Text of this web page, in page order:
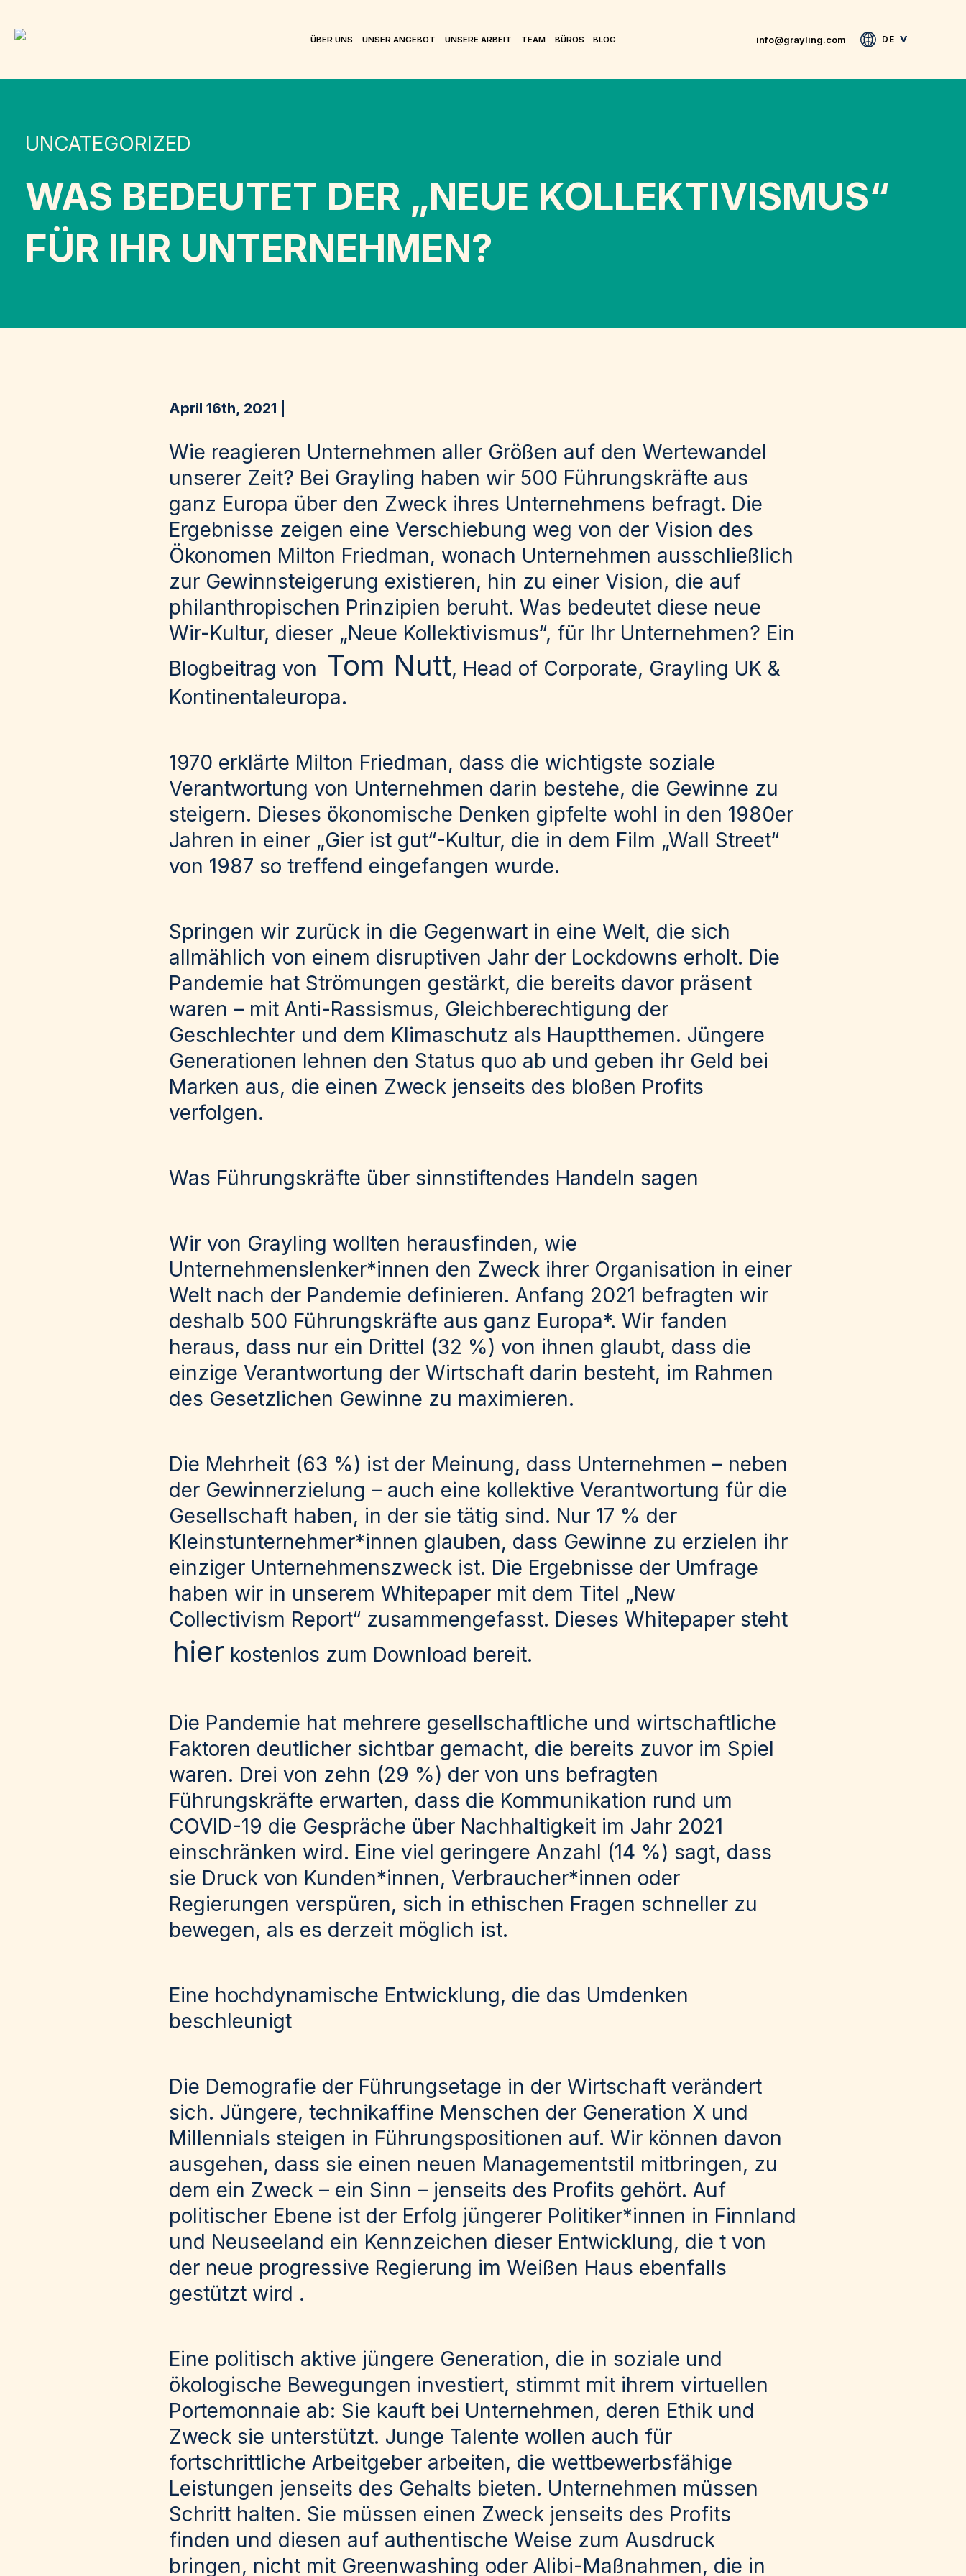
ÜBER UNS UNSER ANGEBOT UNSERE ARBEIT TEAM BÜROS BLOG info@grayling.com DE
UNCATEGORIZED
WAS BEDEUTET DER „NEUE KOLLEKTIVISMUS“
FÜR IHR UNTERNEHMEN?
April 16th, 2021
Wie reagieren Unternehmen aller Größen auf den Wertewandel
unserer Zeit? Bei Grayling haben wir 500 Führungskräfte aus
ganz Europa über den Zweck ihres Unternehmens befragt. Die
Ergebnisse zeigen eine Verschiebung weg von der Vision des
Ökonomen Milton Friedman, wonach Unternehmen ausschließlich
zur Gewinnsteigerung existieren, hin zu einer Vision, die auf
philanthropischen Prinzipien beruht. Was bedeutet diese neue
Wir-Kultur, dieser „Neue Kollektivismus“, für Ihr Unternehmen? Ein
Blogbeitrag von Tom Nutt, Head of Corporate, Grayling UK &
Kontinentaleuropa.
1970 erklärte Milton Friedman, dass die wichtigste soziale
Verantwortung von Unternehmen darin bestehe, die Gewinne zu
steigern. Dieses ökonomische Denken gipfelte wohl in den 1980er
Jahren in einer „Gier ist gut“-Kultur, die in dem Film „Wall Street“
von 1987 so treffend eingefangen wurde.
Springen wir zurück in die Gegenwart in eine Welt, die sich
allmählich von einem disruptiven Jahr der Lockdowns erholt. Die
Pandemie hat Strömungen gestärkt, die bereits davor präsent
waren – mit Anti-Rassismus, Gleichberechtigung der
Geschlechter und dem Klimaschutz als Hauptthemen. Jüngere
Generationen lehnen den Status quo ab und geben ihr Geld bei
Marken aus, die einen Zweck jenseits des bloßen Profits
verfolgen.
Was Führungskräfte über sinnstiftendes Handeln sagen
Wir von Grayling wollten herausfinden, wie
Unternehmenslenker*innen den Zweck ihrer Organisation in einer
Welt nach der Pandemie definieren. Anfang 2021 befragten wir
deshalb 500 Führungskräfte aus ganz Europa*. Wir fanden
heraus, dass nur ein Drittel (32 %) von ihnen glaubt, dass die
einzige Verantwortung der Wirtschaft darin besteht, im Rahmen
des Gesetzlichen Gewinne zu maximieren.
Die Mehrheit (63 %) ist der Meinung, dass Unternehmen – neben
der Gewinnerzielung – auch eine kollektive Verantwortung für die
Gesellschaft haben, in der sie tätig sind. Nur 17 % der
Kleinstunternehmer*innen glauben, dass Gewinne zu erzielen ihr
einziger Unternehmenszweck ist. Die Ergebnisse der Umfrage
haben wir in unserem Whitepaper mit dem Titel „New
Collectivism Report“ zusammengefasst. Dieses Whitepaper steht
hier kostenlos zum Download bereit.
Die Pandemie hat mehrere gesellschaftliche und wirtschaftliche
Faktoren deutlicher sichtbar gemacht, die bereits zuvor im Spiel
waren. Drei von zehn (29 %) der von uns befragten
Führungskräfte erwarten, dass die Kommunikation rund um
COVID-19 die Gespräche über Nachhaltigkeit im Jahr 2021
einschränken wird. Eine viel geringere Anzahl (14 %) sagt, dass
sie Druck von Kunden*innen, Verbraucher*innen oder
Regierungen verspüren, sich in ethischen Fragen schneller zu
bewegen, als es derzeit möglich ist.
Eine hochdynamische Entwicklung, die das Umdenken
beschleunigt
Die Demografie der Führungsetage in der Wirtschaft verändert
sich. Jüngere, technikaffine Menschen der Generation X und
Millennials steigen in Führungspositionen auf. Wir können davon
ausgehen, dass sie einen neuen Managementstil mitbringen, zu
dem ein Zweck – ein Sinn – jenseits des Profits gehört. Auf
politischer Ebene ist der Erfolg jüngerer Politiker*innen in Finnland
und Neuseeland ein Kennzeichen dieser Entwicklung, die t von
der neue progressive Regierung im Weißen Haus ebenfalls
gestützt wird .
Eine politisch aktive jüngere Generation, die in soziale und
ökologische Bewegungen investiert, stimmt mit ihrem virtuellen
Portemonnaie ab: Sie kauft bei Unternehmen, deren Ethik und
Zweck sie unterstützt. Junge Talente wollen auch für
fortschrittliche Arbeitgeber arbeiten, die wettbewerbsfähige
Leistungen jenseits des Gehalts bieten. Unternehmen müssen
Schritt halten. Sie müssen einen Zweck jenseits des Profits
finden und diesen auf authentische Weise zum Ausdruck
bringen, nicht mit Greenwashing oder Alibi-Maßnahmen, die in